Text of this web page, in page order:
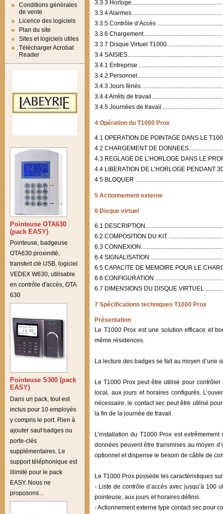
Conditions générales
de vente
Licence des logiciels
Plan du site
Sites et logiciels utiles
Télécharger Acrobat
Reader
Pointeuse OTA630
(pack EASY)
Pointeuse, badgeuse
OTA630 proximité,
transfert clé USB, logiciel
VEDEX W630, utilisable
en contrôle d'accès, OTA
630
Pointeuse S300 (pack
EASY)
Dans un pack, tout est
inclus pour 10 employés
y compris le port. Rien à
ajouter sauf badges ou
porte-clés
supplémentaires. Le
support téléphonique est
illimité pour le pack
EASY. Nous ne
proposons...
3.3.3
3.3.4
3.3.5 Contrôle d’Accès
3.3.6 Chargement
3.3.7 Disque Virtuel
3.4
3.4.1 Entreprise
3.4.2
3.4.3 Jours fériés
3.4.4 Arrêts de
3.4.5 Journées de travail
4 Opération du T1000 Prox
4.1 OPERATION DE POINTAGE DANS LE
4.2 CHARGEMENT DE
4.3 REGLAGE DE L’HORLOGE DANS LE
4.4 LIBERATION DE L’HORLOGE PENDANT
4.5 BLOQUER
5 Actionnement externe
6 Disque virtuel
6.1
6.2 COMPOSITION DU KIT
6.3
6.4 SIGNALISATION
6.5 CAPACITE DE MEMOIRE POUR LE
6.6 CONFIGURATION
6.7 DIMENSIONS DU DISQUE VIRTUEL
7 Spécifications techniques T1000 Prox
Présentation
Le T1000 Prox est une solution efficace et
même résidences.
La lecture des badges se fait au moyen
Le T1000 Prox peut être utilisé pour
local, aux jours et horaires configurés.
nécessaire, le contact sec peut être utilisé
la fin de la journée de travail.
L’installation du T1000 Prox est
données peuvent être transmises au moyen
optionnel et dispense le besoin de câble de
Le T1000 Prox possède les caractéristiques
- Liste de contrôle d’accès avec jusqu’à
pointeuse, aux jours et horaires définis.
- Actionnement externe type contact sec pour